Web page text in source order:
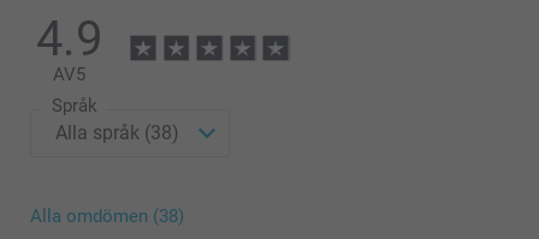
4.9
AV5
Språk
Alla omdömen (38)